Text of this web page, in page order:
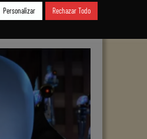
estrenarán en Peacock,
y comedia.
Personalizar Rechazar Todo